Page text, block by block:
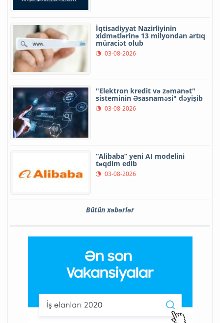
İqtisadiyyat Nazirliyinin
xidmətlərinə 13 milyondan artıq
müraciət olub
03-08-2026
"Elektron kredit və zəmanət"
sisteminin Əsasnaməsi" dəyişib
03-08-2026
“Alibaba” yeni AI modelini
təqdim edib
03-08-2026
Bütün xəbərlər